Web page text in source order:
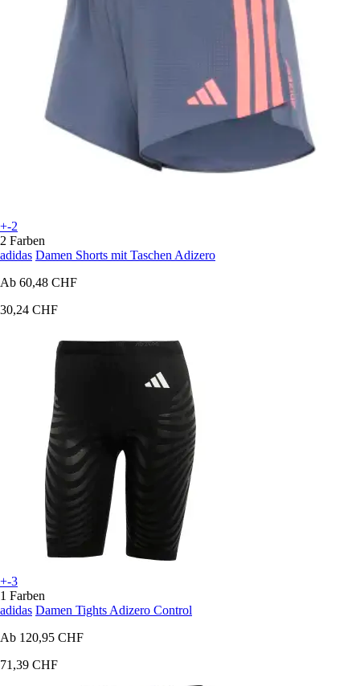
+-2
2 Farben
adidas Damen Shorts mit Taschen Adizero
Ab 60,48 CHF
30,24 CHF
+-3
1 Farben
adidas Damen Tights Adizero Control
Ab 120,95 CHF
71,39 CHF